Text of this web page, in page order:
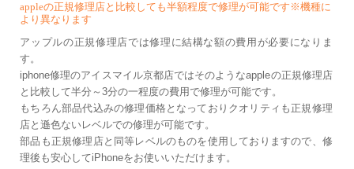
appleの正規修理店と比較しても半額程度で修理が可能です※機種に
より異なります
アップルの正規修理店では修理に結構な額の費用が必要になりま
す。
iphone修理のアイスマイル京都店ではそのようなappleの正規修理店
と比較して半分～3分の一程度の費用で修理が可能です。
もちろん部品代込みの修理価格となっておりクオリティも正規修理
店と遜色ないレベルでの修理が可能です。
部品も正規修理店と同等レベルのものを使用しておりますので、修
理後も安心してiPhoneをお使いいただけます。